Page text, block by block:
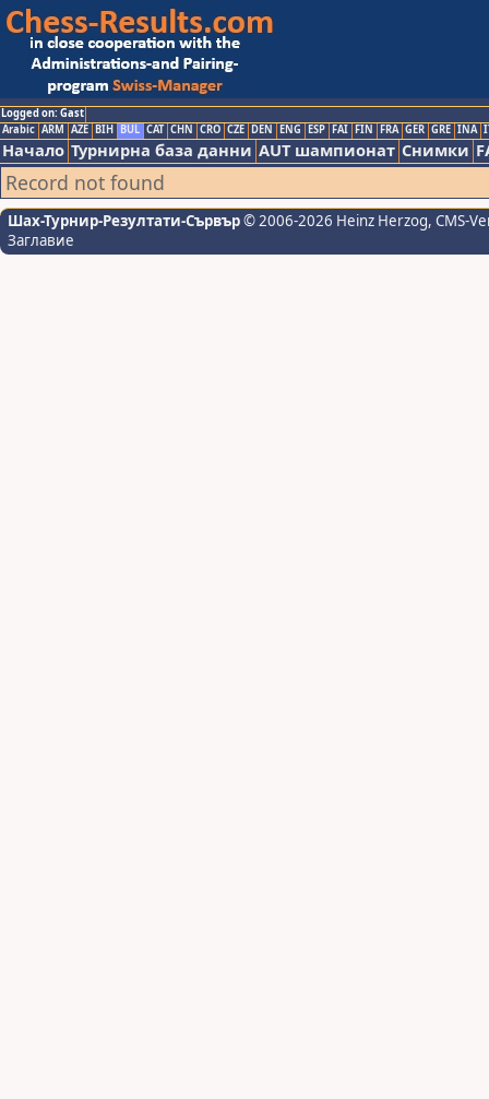
Logged on: Gast
Arabic ARM AZE BIH BUL CAT CHN CRO CZE DEN ENG ESP FAI FIN FRA GER GRE INA
Начало Турнирна база данни AUT шампионат Снимки
Record not found
Шах-Турнир-Резултати-Сървър© 2006-2026 Heinz Herzog, CMS-
Заглавие